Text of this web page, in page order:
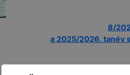
8/
a 2025/2026. tanév